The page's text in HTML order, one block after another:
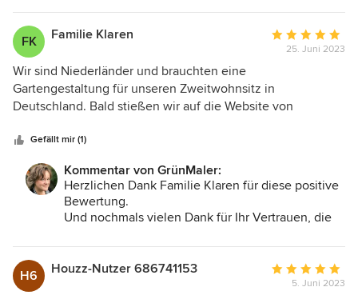
FK Familie Klaren
Bewertung:
von
5
25. Juni 2023
Wir sind Niederländer und brauchten eine
Gartengestaltung für unseren Zweitwohnsitz in
Deutschland. Bald stießen wir auf die Website von
man den Garten aus der Ferne gestalten kann. Aber die
Website blieb in unseren Köpfen hängen und wir konnten
niemanden vor Ort finden. Dann haben wir es ausprobiert,
und es kam ein unglaublich schönes Design heraus. Wir
sind sehr zufrieden damit und nächstes Jahr wird der
empfehlen!
Gefällt mir (1)
Kommentar von GrünMaler:
Herzlichen Dank Familie Klaren für diese positive
Bewertung.
Und nochmals vielen Dank für Ihr Vertrauen, die
historischen Anwesens gestalten zu dürfen. Ihre
GrünMaler
H6 Houzz-Nutzer 686741153
Bewertung:
5. Juni 2023